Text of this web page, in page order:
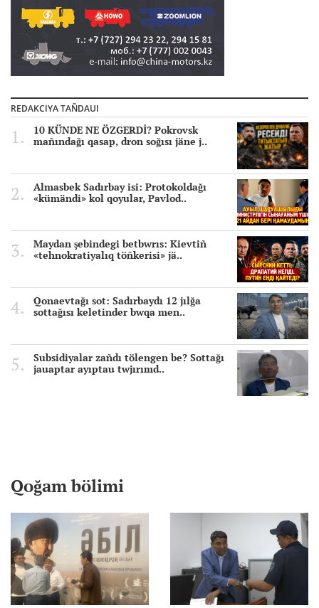
REDAKCIYA TAÑDAUI
10 KÜNDE NE ÖZGERDİ? Pokrovsk
mañındağı qasap, dron soğısı jäne j..
Almasbek Sadırbay isi: Protokoldağı
«kümändi» kol qoyular, Pavlod..
Maydan şebindegi betbwrıs: Kievtiñ
«tehnokratiyalıq töñkerisi» jä..
Qonaevtağı sot: Sadırbaydı 12 jılğa
sottağısı keletinder bwqa men..
Subsidiyalar zañdı tölengen be? Sottağı
jauaptar ayıptau twjırımd..
Qoğam bölimi